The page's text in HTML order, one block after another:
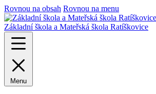
Rovnou na obsah Rovnou na menu
Základní škola a Mateřská škola Ratíškovice
Menu